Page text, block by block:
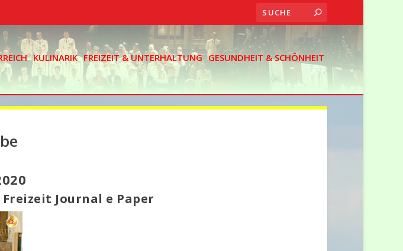
KULINARIK FREIZEIT & UNTERHALTUNG GESUNDHEIT & SCHÖNHEIT
Journal e Paper